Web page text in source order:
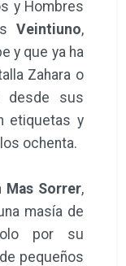
y Hombres
Veintiuno,
y que ya ha
Zahara o
desde sus
etiquetas y
ochenta.
Mas Sorrer,
masía de
por su
pequeños